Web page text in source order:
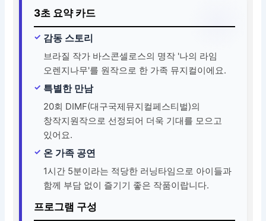
3초 요약 카드
감동 스토리
브라질 작가 바스콘셀로스의 명작 '나의 라임
오렌지나무'를 원작으로 한 가족 뮤지컬이에요.
특별한 만남
20회 DIMF(대구국제뮤지컬페스티벌)의
창작지원작으로 선정되어 더욱 기대를 모으고
있어요.
온 가족 공연
1시간 5분이라는 적당한 러닝타임으로 아이들과
함께 부담 없이 즐기기 좋은 작품이랍니다.
프로그램 구성